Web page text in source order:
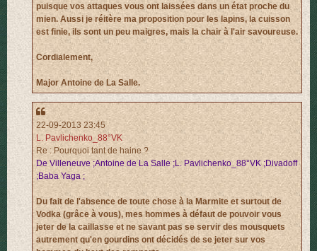
puisque vos attaques vous ont laissées dans un état proche du
mien. Aussi je réitère ma proposition pour les lapins, la cuisson
est finie, ils sont un peu maigres, mais la chair à l'air savoureuse.
Cordialement,
Major Antoine de La Salle.
22-09-2013 23:45
L. Pavlichenko_88°VK
Re : Pourquoi tant de haine ?
De Villeneuve ;Antoine de La Salle ;L. Pavlichenko_88°VK ;Divadoff
;Baba Yaga ;
Du fait de l'absence de toute chose à la Marmite et surtout de
Vodka (grâce à vous), mes hommes à défaut de pouvoir vous
jeter de la caillasse et ne savant pas se servir des mousquets
autrement qu'en gourdins ont décidés de se jeter sur vos